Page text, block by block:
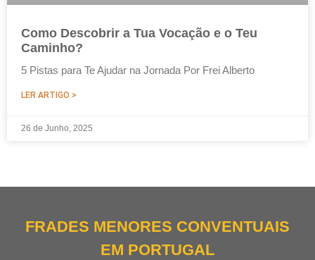
Como Descobrir a Tua Vocação e o Teu
Caminho?
5 Pistas para Te Ajudar na Jornada Por Frei Alberto
LER ARTIGO >
26 de Junho, 2025
FRADES MENORES CONVENTUAIS
EM PORTUGAL